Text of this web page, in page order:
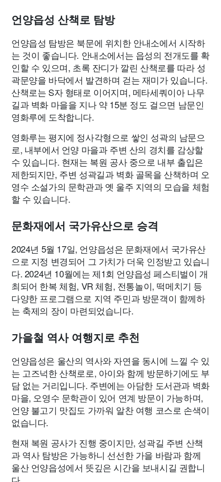
언양읍성 산책로 탐방
언양읍성 탐방은 북문에 위치한 안내소에서 시작하
는 것이 좋습니다. 안내소에서는 읍성의 전개도를 확
인할 수 있으며, 초록 잔디가 깔린 산책로를 따라 성
곽문양을 바닥에서 발견하며 걷는 재미가 있습니다.
산책로는 S자 형태로 이어지며, 메타세쿼이아 나무
길과 벽화 마을을 지나 약 15분 정도 걸으면 남문인
영화루에 도착합니다.
영화루는 평지에 정사각형으로 쌓인 성곽의 남문으
로, 내부에서 언양 마을과 주변 산의 경치를 감상할
수 있습니다. 현재는 복원 공사 중으로 내부 출입은
제한되지만, 주변 성곽길과 벽화 골목을 산책하며 오
영수 소설가의 문학관과 옛 울주 지역의 모습을 체험
할 수 있습니다.
문화재에서 국가유산으로 승격
2024년 5월 17일, 언양읍성은 문화재에서 국가유산
으로 지정 변경되어 그 가치가 더욱 인정받고 있습니
다. 2024년 10월에는 제1회 언양읍성 페스티벌이 개
최되어 한복 체험, VR 체험, 전통놀이, 떡메치기 등
다양한 프로그램으로 지역 주민과 방문객이 함께하
는 축제의 장이 마련되었습니다.
가을철 역사 여행지로 추천
언양읍성은 울산의 역사와 자연을 동시에 느낄 수 있
는 고즈넉한 산책로로, 아이와 함께 방문하기에도 부
담 없는 거리입니다. 주변에는 아담한 도서관과 벽화
마을, 오영수 문학관이 있어 연계 방문이 가능하며,
언양 불고기 맛집도 가까워 알찬 여행 코스로 손색이
없습니다.
현재 복원 공사가 진행 중이지만, 성곽길 주변 산책
과 역사 탐방은 가능하니 선선한 가을 바람과 함께
울산 언양읍성에서 뜻깊은 시간을 보내시길 권합니